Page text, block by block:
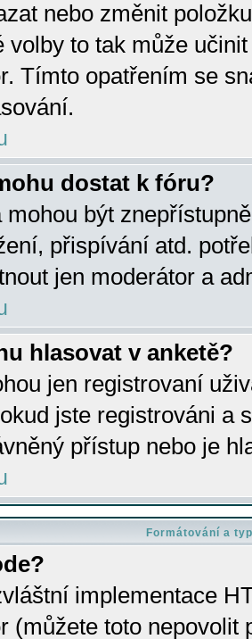
nebo změnit
volby to tak může
Tímto opatřením se
dostat k fóru?
mohou být
přispívání atd.
jen moderátor a
hlasovat v anketě?
jen registrovaní
jste registrováni a
přístup nebo je
Formátování a
implementace
(můžete toto